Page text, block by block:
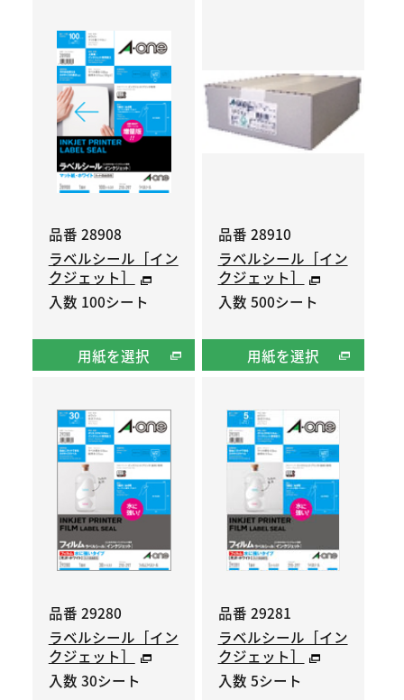
品番 28908
ラベルシール［イン
クジェット］
入数 100シート
用紙を選択
品番 28910
ラベルシール［イン
クジェット］
入数 500シート
用紙を選択
品番 29280
ラベルシール［イン
クジェット］
入数 30シート
品番 29281
ラベルシール［イン
クジェット］
入数 5シート